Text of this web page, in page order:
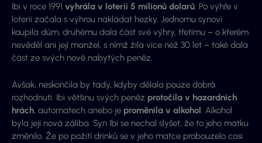
Ibi v roce 1991 vyhrála v loterii 5 milionů dolarů. Po výhře v
loterii začala s výhrou nakládat hezky. Jednomu synovi
koupila dům, druhému dala část své výhry, třetímu – o kterém
nevěděl ani její manžel, s nímž žila více než 30 let – také dala
část ze svých nově nabytých peněz.
Avšak, neskončila by tady, kdyby dělala pouze dobrá
rozhodnutí. Ibi většinu svých peněz protočila v hazardních
hrách, automatech anebo je proměnila v alkohol . Alkohol
byla její nová záliba. Syn Ibi se nechal slyšet, že to jeho matku
změnilo. Že po požití drinků se v jeho matce probouzelo cosi